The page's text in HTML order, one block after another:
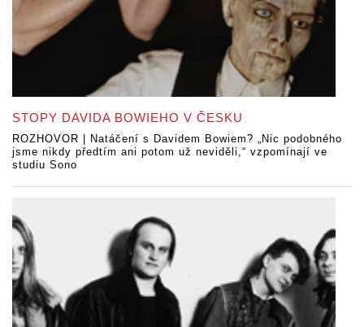
STOPY DAVIDA BOWIEHO V ČESKU
ROZHOVOR | Natáčení s Davidem Bowiem? „Nic podobného
jsme nikdy předtím ani potom už neviděli,“ vzpomínají ve
studiu Sono